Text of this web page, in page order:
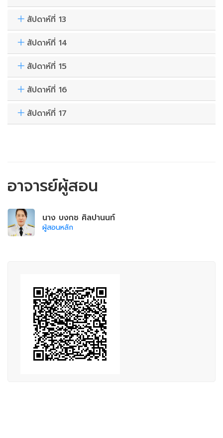
สัปดาห์ที่ 13
สัปดาห์ที่ 14
สัปดาห์ที่ 15
สัปดาห์ที่ 16
สัปดาห์ที่ 17
อาจารย์ผู้สอน
นาง บงกช ศิลปานนท์
ผู้สอนหลัก